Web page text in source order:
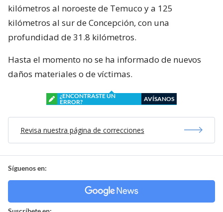
kilómetros al noroeste de Temuco y a 125
kilómetros al sur de Concepción, con una
profundidad de 31.8 kilómetros.
Hasta el momento no se ha informado de nuevos
daños materiales o de víctimas.
¿ENCONTRASTE UN
ERROR?
AVÍSANOS
Revisa nuestra página de correcciones
Síguenos en: